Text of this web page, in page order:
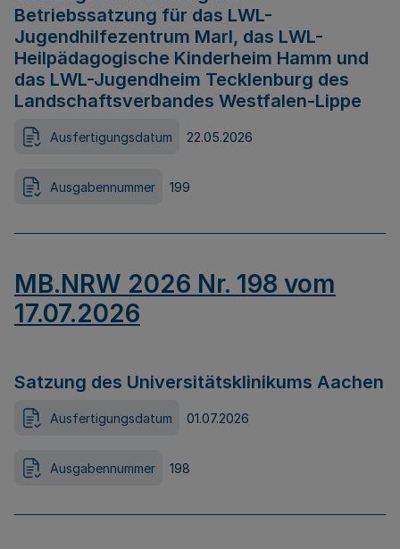
Betriebssatzung für das LWL-
Jugendhilfezentrum Marl, das LWL-
Heilpädagogische Kinderheim Hamm und
das LWL-Jugendheim Tecklenburg des
Landschaftsverbandes Westfalen-Lippe
Ausfertigungsdatum 22.05.2026
Ausgabennummer 199
MB.NRW 2026 Nr. 198 vom
17.07.2026
Satzung des Universitätsklinikums Aachen
Ausfertigungsdatum 01.07.2026
Ausgabennummer 198